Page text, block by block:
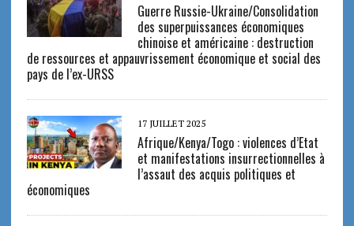
Guerre Russie-Ukraine/Consolidation
des superpuissances économiques
chinoise et américaine : destruction
de ressources et appauvrissement économique et social des
pays de l’ex-URSS
17 JUILLET 2025
Afrique/Kenya/Togo : violences d’Etat
et manifestations insurrectionnelles à
l’assaut des acquis politiques et
économiques